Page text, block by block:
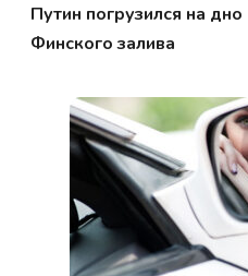
Путин погрузился на дно
Финского залива